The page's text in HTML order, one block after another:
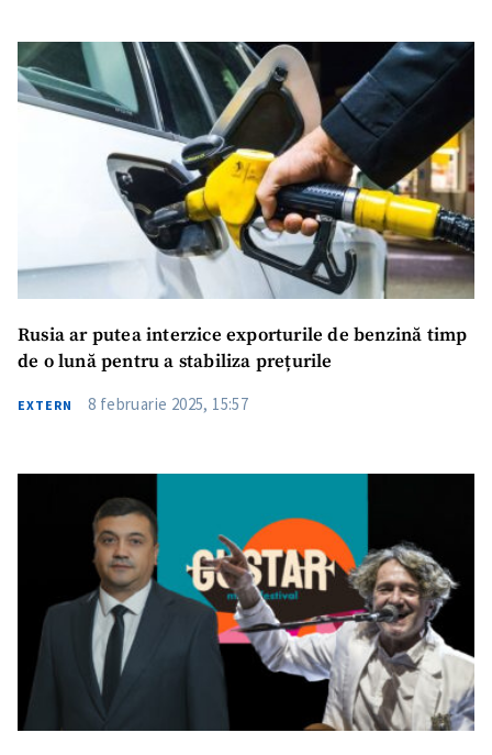
Rusia ar putea interzice exporturile de benzină timp
de o lună pentru a stabiliza prețurile
EXTERN 8 februarie 2025, 15:57